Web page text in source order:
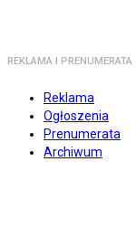
REKLAMA I PRENUMERATA
Reklama
Ogłoszenia
Prenumerata
Archiwum